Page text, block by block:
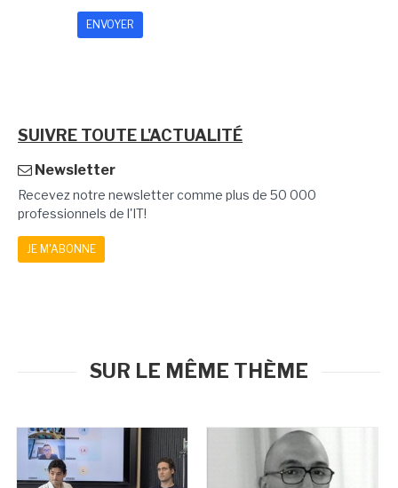
SUIVRE TOUTE L'ACTUALITÉ
Newsletter
Recevez notre newsletter comme plus de 50 000
professionnels de l'IT!
JE M'ABONNE
SUR LE MÊME THÈME